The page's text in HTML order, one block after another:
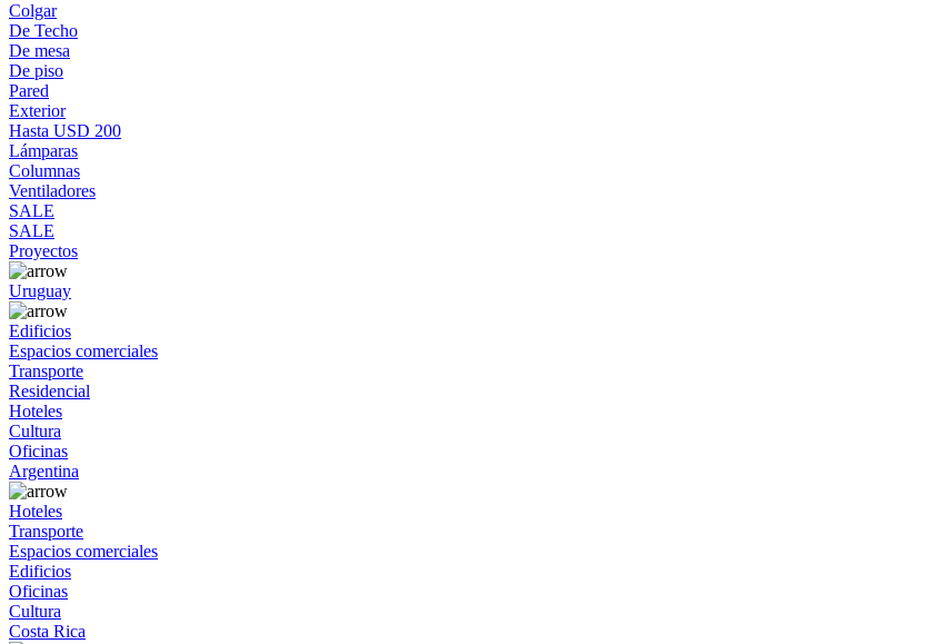
Colgar
De Techo
De mesa
De piso
Pared
Exterior
Hasta USD 200
Lámparas
Columnas
Ventiladores
SALE
SALE
Proyectos
Uruguay
Edificios
Espacios comerciales
Transporte
Residencial
Hoteles
Cultura
Oficinas
Argentina
Hoteles
Transporte
Espacios comerciales
Edificios
Oficinas
Cultura
Costa Rica